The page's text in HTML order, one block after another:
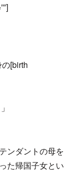
[birth
ンダントの母を
た帰国子女とい